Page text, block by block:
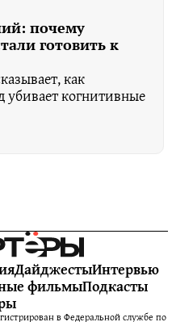
почему
готовить к
как
убивает когнитивные
ДайджестыИнтервью
фильмыПодкасты
в Федеральной службе по